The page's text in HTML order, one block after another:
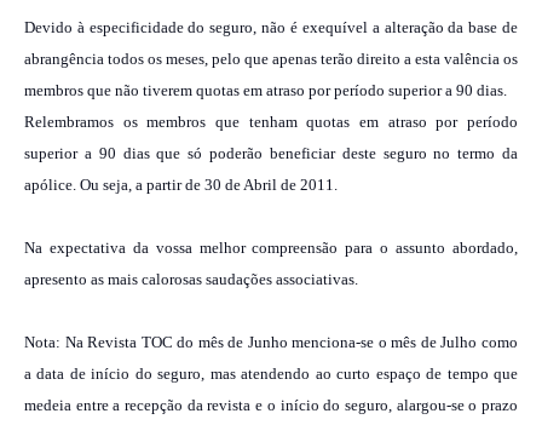
Devido à especificidade do seguro, não é exequível a alteração da base de
abrangência todos os meses, pelo que apenas terão direito a esta valência os
membros que não tiverem quotas em atraso por período superior a 90 dias.
Relembramos os membros que tenham quotas em atraso por período
superior a 90 dias que só poderão beneficiar deste seguro no termo da
apólice. Ou seja, a partir de 30 de Abril de 2011.
Na expectativa da vossa melhor compreensão para o assunto abordado,
apresento as mais calorosas saudações associativas.
Nota: Na Revista TOC do mês de Junho menciona-se o mês de Julho como
a data de início do seguro, mas atendendo ao curto espaço de tempo que
medeia entre a recepção da revista e o início do seguro, alargou-se o prazo